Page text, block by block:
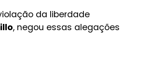
da liberdade
, negou essas alegações